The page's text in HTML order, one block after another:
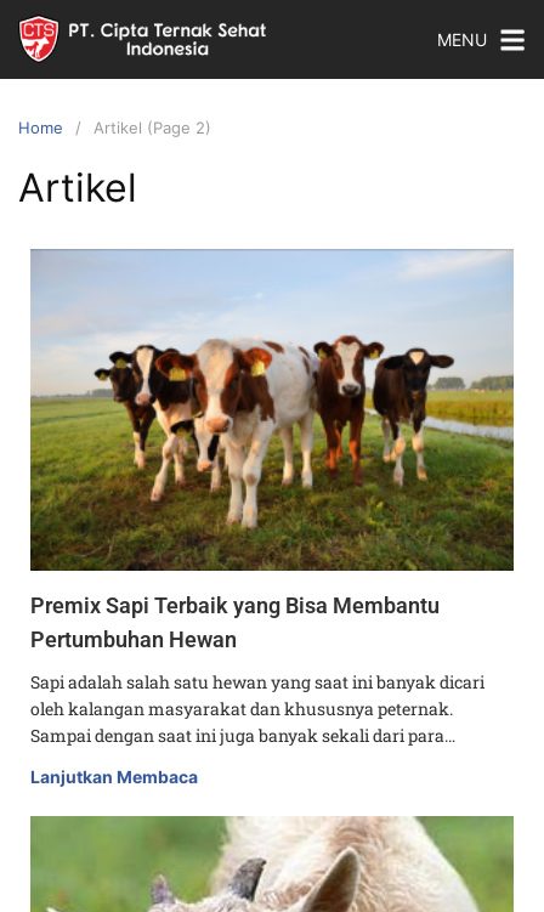
MENU
Home Artikel (Page 2)
Artikel
Premix Sapi Terbaik yang Bisa Membantu
Pertumbuhan Hewan
Sapi adalah salah satu hewan yang saat ini banyak dicari
oleh kalangan masyarakat dan khususnya peternak.
Sampai dengan saat ini juga banyak sekali dari para…
Lanjutkan Membaca